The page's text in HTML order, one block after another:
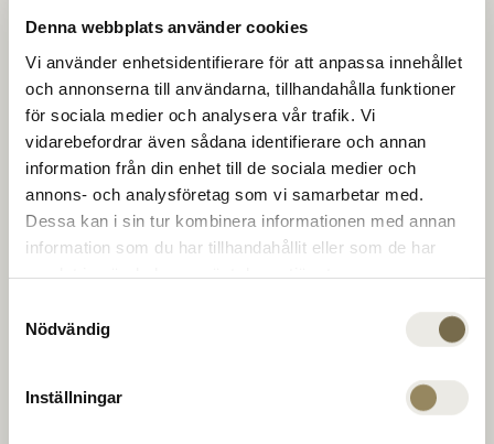
Denna webbplats använder cookies
Vi använder enhetsidentifierare för att anpassa innehållet
och annonserna till användarna, tillhandahålla funktioner
för sociala medier och analysera vår trafik. Vi
vidarebefordrar även sådana identifierare och annan
information från din enhet till de sociala medier och
annons- och analysföretag som vi samarbetar med.
Dessa kan i sin tur kombinera informationen med annan
information som du har tillhandahållit eller som de har
samlat in när du har använt deras tjänster.
Nödvändig
Inställningar
Hotel
The Range
Golfinstruktør
Virksomhed
På The National mødes folk for at spille golf på
baner i topklasse. For at udvikle sig på et af
Europas bedste træningsanlæg. Til middag, en
drink eller en konference i klubhuset. For at
runde af, slappe af eller geare op. For nye
muligheder for uovertrufne møder. Hver dag.